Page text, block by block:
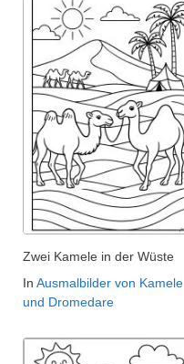
Zwei Kamele in der Wüste
In Ausmalbilder von Kamele
und Dromedare